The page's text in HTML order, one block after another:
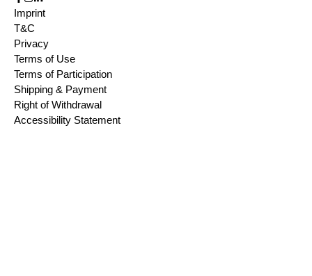
Imprint
T&C
Privacy
Terms of Use
Terms of Participation
Shipping & Payment
Right of Withdrawal
Accessibility Statement